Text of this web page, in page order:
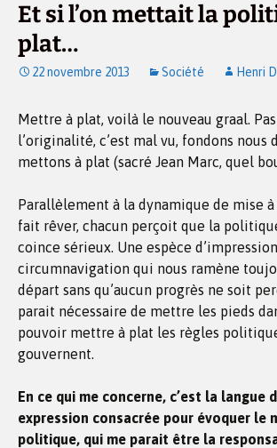
Et si l’on mettait la
plat…
22 novembre 2013 Société Henri
Mettre à plat, voilà le nouveau graal.
l’originalité, c’est mal vu, fondons nous
mettons à plat (sacré Jean Marc, quel
Parallèlement à la dynamique de mise
fait rêver, chacun perçoit que la
coince sérieux. Une espèce
circumnavigation qui nous ramène
départ sans qu’aucun progrès ne soit
parait nécessaire de mettre les pieds
pouvoir mettre à plat les règles
gouvernent.
En ce qui me concerne, c’est la langue
expression consacrée pour évoquer le
politique, qui me parait être la